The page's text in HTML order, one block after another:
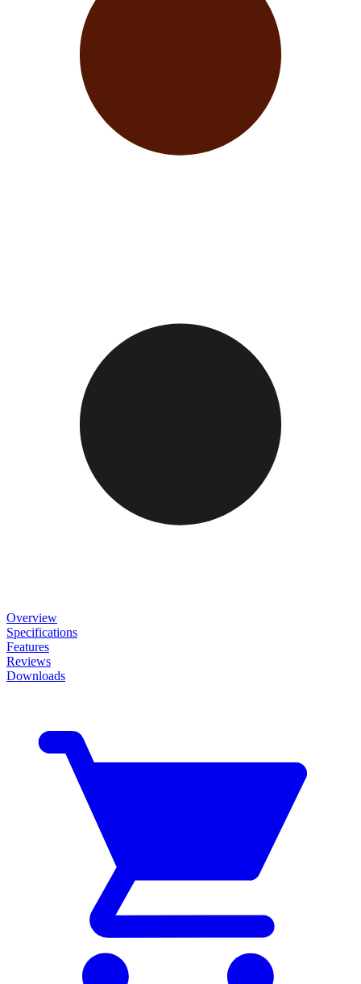
Overview
Specifications
Features
Reviews
Downloads